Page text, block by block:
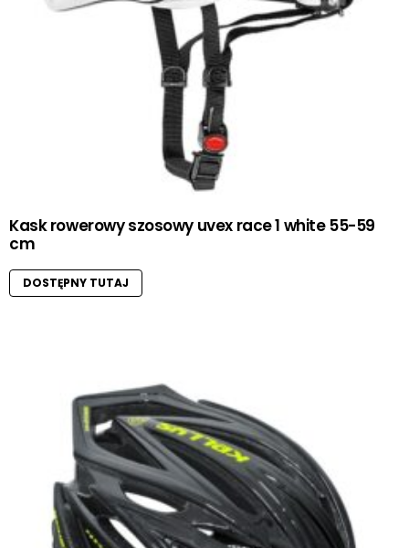
Kask rowerowy szosowy uvex race 1 white 55-59
cm
DOSTĘPNY TUTAJ